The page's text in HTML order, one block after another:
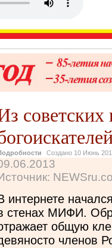
советских
Создано 10 Июнь
интернете
стенах МИФИ.
общую
членов